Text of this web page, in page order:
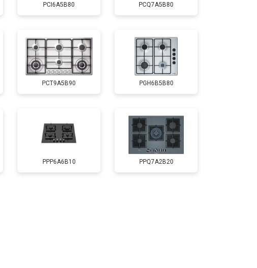
PCI6A5B80 PCQ7A5B80
PCT9A5B90 PGH6B5B80
PPP6A6B10 PPQ7A2B20